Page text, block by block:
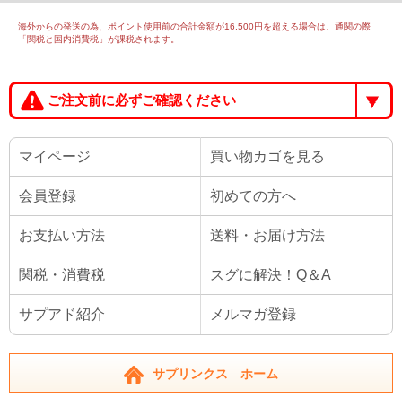
海外からの発送の為、ポイント使用前の合計金額が16,500円を超える場合は、通関の際
「関税と国内消費税」が課税されます。
ご注文前に必ずご確認ください
マイページ 買い物カゴを見る
会員登録 初めての方へ
お支払い方法 送料・お届け方法
関税・消費税 スグに解決！Q＆A
サプアド紹介 メルマガ登録
サプリンクス ホーム